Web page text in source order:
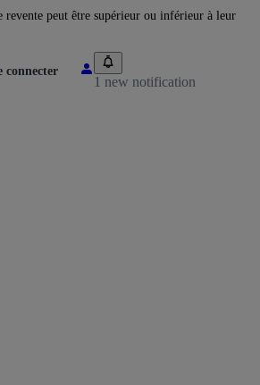
revente peut être supérieur ou inférieur à leur
connecter
1 new notification